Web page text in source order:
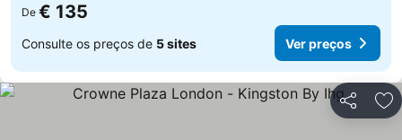
De € 135
Consulte os preços de 5 sites Ver preços
Partilhar